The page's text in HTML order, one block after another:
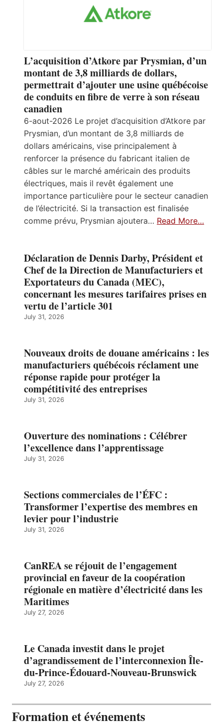
L’acquisition d’Atkore par Prysmian, d’un
montant de 3,8 milliards de dollars,
permettrait d’ajouter une usine québécoise
de conduits en fibre de verre à son réseau
canadien
6-aout-2026 Le projet d’acquisition d’Atkore par
Prysmian, d’un montant de 3,8 milliards de
dollars américains, vise principalement à
renforcer la présence du fabricant italien de
câbles sur le marché américain des produits
électriques, mais il revêt également une
importance particulière pour le secteur canadien
de l’électricité. Si la transaction est finalisée
comme prévu, Prysmian ajoutera… Read More…
Déclaration de Dennis Darby, Président et
Chef de la Direction de Manufacturiers et
Exportateurs du Canada (MEC),
concernant les mesures tarifaires prises en
vertu de l’article 301
July 31, 2026
Nouveaux droits de douane américains : les
manufacturiers québécois réclament une
réponse rapide pour protéger la
compétitivité des entreprises
July 31, 2026
Ouverture des nominations : Célébrer
l’excellence dans l’apprentissage
July 31, 2026
Sections commerciales de l’ÉFC :
Transformer l’expertise des membres en
levier pour l’industrie
July 31, 2026
CanREA se réjouit de l’engagement
provincial en faveur de la coopération
régionale en matière d’électricité dans les
Maritimes
July 27, 2026
Le Canada investit dans le projet
d’agrandissement de l’interconnexion Île-
du-Prince-Édouard-Nouveau-Brunswick
July 27, 2026
Formation et événements